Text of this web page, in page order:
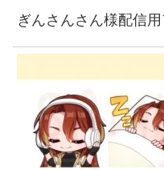
ぎんさんさん様配信